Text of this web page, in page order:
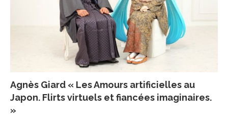
Agnès Giard « Les Amours artificielles au
Japon. Flirts virtuels et fiancées imaginaires.
»